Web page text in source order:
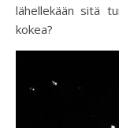
lähellekään sitä
kokea?